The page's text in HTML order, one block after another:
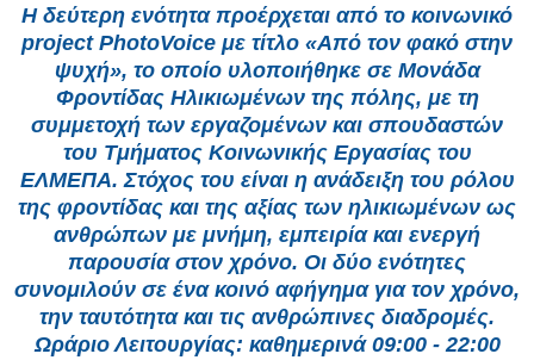
Η δεύτερη ενότητα προέρχεται από το κοινωνικό
project PhotoVoice με τίτλο «Από τον φακό στην
ψυχή», το οποίο υλοποιήθηκε σε Μονάδα
Φροντίδας Ηλικιωμένων της πόλης, με τη
συμμετοχή των εργαζομένων και σπουδαστών
του Τμήματος Κοινωνικής Εργασίας του
ΕΛΜΕΠΑ. Στόχος του είναι η ανάδειξη του ρόλου
της φροντίδας και της αξίας των ηλικιωμένων ως
ανθρώπων με μνήμη, εμπειρία και ενεργή
παρουσία στον χρόνο. Οι δύο ενότητες
συνομιλούν σε ένα κοινό αφήγημα για τον χρόνο,
την ταυτότητα και τις ανθρώπινες διαδρομές.
Ωράριο Λειτουργίας: καθημερινά 09:00 - 22:00